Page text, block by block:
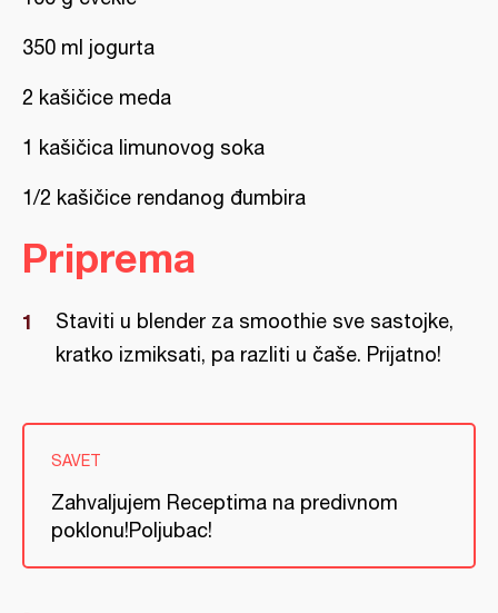
350 ml jogurta
2 kašičice meda
1 kašičica limunovog soka
1/2 kašičice rendanog đumbira
Priprema
Staviti u blender za smoothie sve sastojke,
kratko izmiksati, pa razliti u čaše. Prijatno!
SAVET
Zahvaljujem Receptima na predivnom
poklonu!Poljubac!